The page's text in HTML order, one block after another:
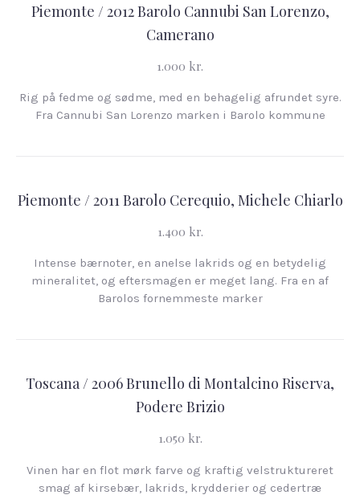
Piemonte / 2012 Barolo Cannubi San Lorenzo,
Camerano
1.000 kr.
Rig på fedme og sødme, med en behagelig afrundet syre.
Fra Cannubi San Lorenzo marken i Barolo kommune
Piemonte / 2011 Barolo Cerequio, Michele Chiarlo
1.400 kr.
Intense bærnoter, en anelse lakrids og en betydelig
mineralitet, og eftersmagen er meget lang. Fra en af
Barolos fornemmeste marker
Toscana / 2006 Brunello di Montalcino Riserva,
Podere Brizio
1.050 kr.
Vinen har en flot mørk farve og kraftig velstruktureret
smag af kirsebær, lakrids, krydderier og cedertræ